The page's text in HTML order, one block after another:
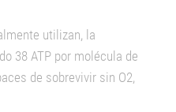
utilizan, la
38 ATP por molécula de
de sobrevivir sin O2,